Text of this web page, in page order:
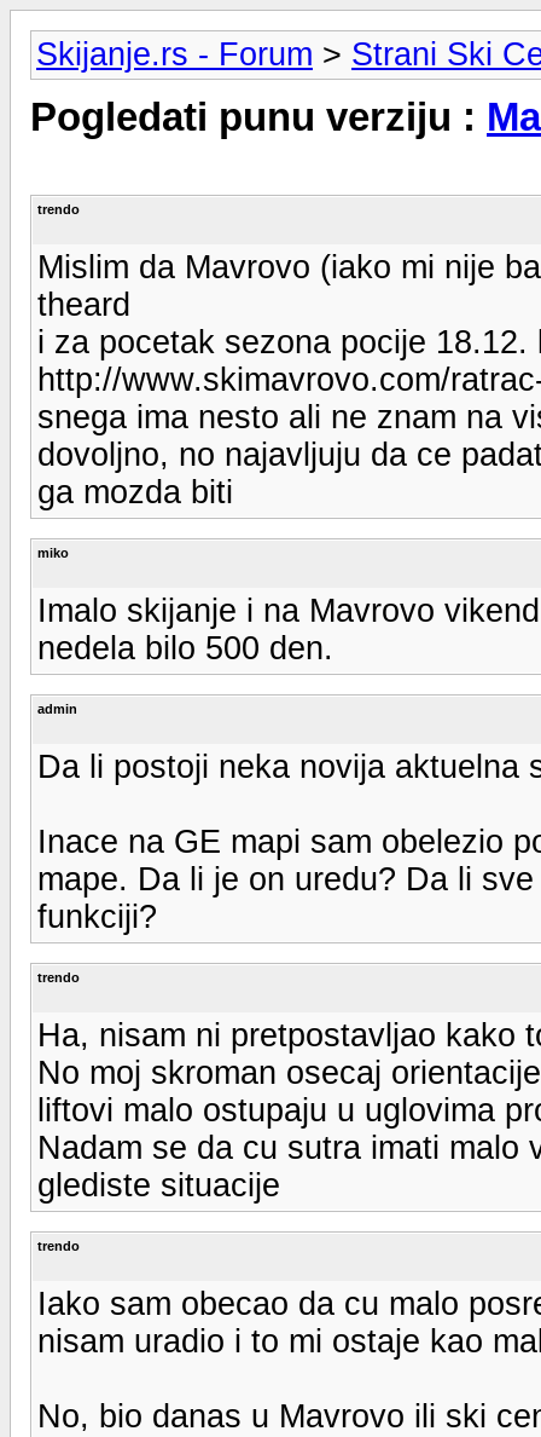
Skijanje.rs - Forum > Strani Ski
Pogledati punu verziju :
trendo
Mislim da Mavrovo (iako mi nije
theard
i za pocetak sezona pocije
http://www.skimavrovo.com/
snega ima nesto ali ne znam na
dovoljno, no najavljuju da ce
ga mozda biti
miko
Imalo skijanje i na Mavrovo
nedela bilo 500 den.
admin
Da li postoji neka novija aktuelna
Inace na GE mapi sam obelezio
mape. Da li je on uredu? Da li
funkciji?
trendo
Ha, nisam ni pretpostavljao kako
No moj skroman osecaj
liftovi malo ostupaju u uglovima
Nadam se da cu sutra imati malo
glediste situacije
trendo
Iako sam obecao da cu malo
nisam uradio i to mi ostaje kao
No, bio danas u Mavrovo ili ski